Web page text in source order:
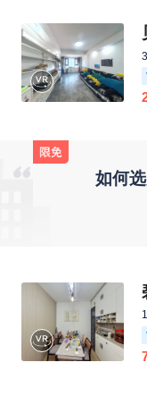
如何